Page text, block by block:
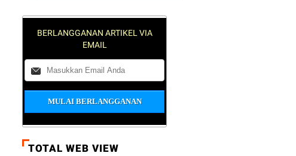
BERLANGGANAN ARTIKEL VIA
EMAIL
TOTAL WEB VIEW